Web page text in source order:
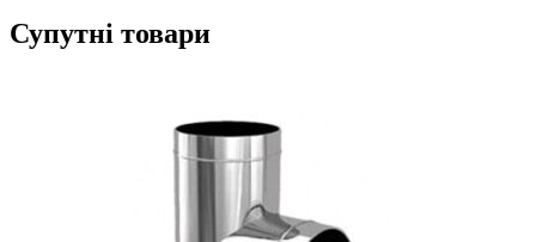
Супутні товари